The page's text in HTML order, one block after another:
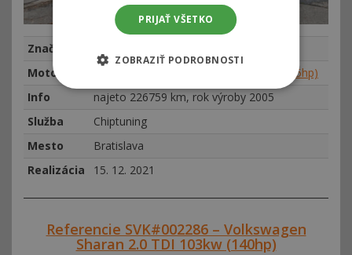
Značka
Motor
Volkswagen Touareg 3.0 TDI 165kw (225hp)
Info
najeto 226759 km, rok výroby 2005
Služba
Chiptuning
Mesto
Bratislava
Realizácia
15. 12. 2021
Referencie SVK#002286 – Volkswagen
Sharan 2.0 TDI 103kw (140hp)
PRIJAŤ VŠETKO
ZOBRAZIŤ PODROBNOSTI